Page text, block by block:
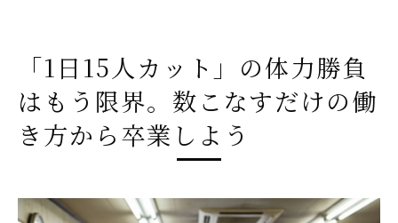
び方
理容師として働き方改革を実現する転職術
メンズサロン特化の美容師転職が注目され
で「男を磨く」トータルプロデュース
「1日15人カット」の体力勝負
はもう限界。数こなすだけの働
き方から卒業しよう